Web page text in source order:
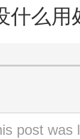
什么
post was